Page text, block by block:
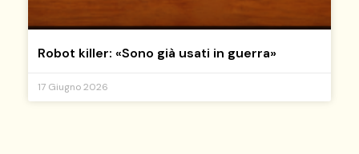
Robot killer: «Sono già usati in guerra»
17 Giugno 2026